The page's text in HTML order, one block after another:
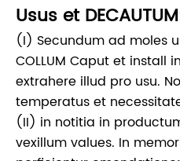
Usus et
(I) Secundum ad moles
COLLUM Caput et
extrahere illud pro usu.
temperatus et
(II) in notitia in
vexillum values. In